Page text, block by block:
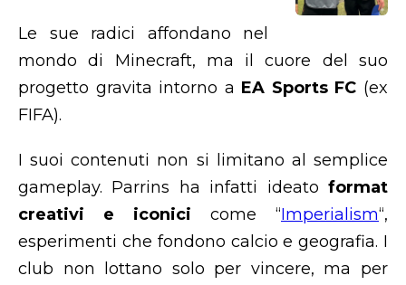
Le sue radici affondano nel
mondo di Minecraft, ma il cuore del suo
progetto gravita intorno a EA Sports FC (ex
FIFA).
I suoi contenuti non si limitano al semplice
gameplay. Parrins ha infatti ideato format
creativi e iconici come “Imperialism“,
esperimenti che fondono calcio e geografia. I
club non lottano solo per vincere, ma per